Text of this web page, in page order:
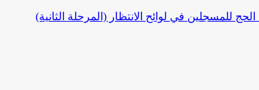
للمسجلين في لوائح الانتظار (المرحلة الثانية)